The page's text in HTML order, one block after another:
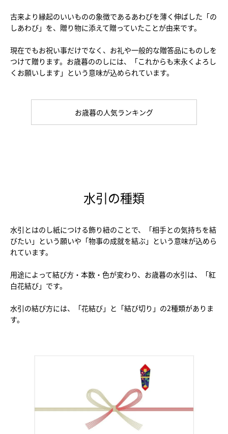
古来より縁起のいいものの象徴であるあわびを薄く伸ばした「の
しあわび」を、贈り物に添えて贈っていたことが由来です。
現在でもお祝い事だけでなく、お礼や一般的な贈答品にものしを
つけて贈ります。お歳暮ののしには、「これからも末永くよろし
くお願いします」という意味が込められています。
お歳暮の人気ランキング
水引の種類
水引とはのし紙につける飾り紐のことで、「相手との気持ちを結
びたい」という願いや「物事の成就を結ぶ」という意味が込めら
れています。
用途によって結び方・本数・色が変わり、お歳暮の水引は、「紅
白花結び」です。
水引の結び方には、「花結び」と「結び切り」の2種類がありま
す。